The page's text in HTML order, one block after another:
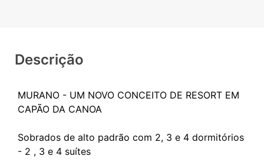
Descrição
MURANO - UM NOVO CONCEITO DE RESORT EM
CAPÃO DA CANOA
Sobrados de alto padrão com 2, 3 e 4 dormitórios
- 2 , 3 e 4 suítes